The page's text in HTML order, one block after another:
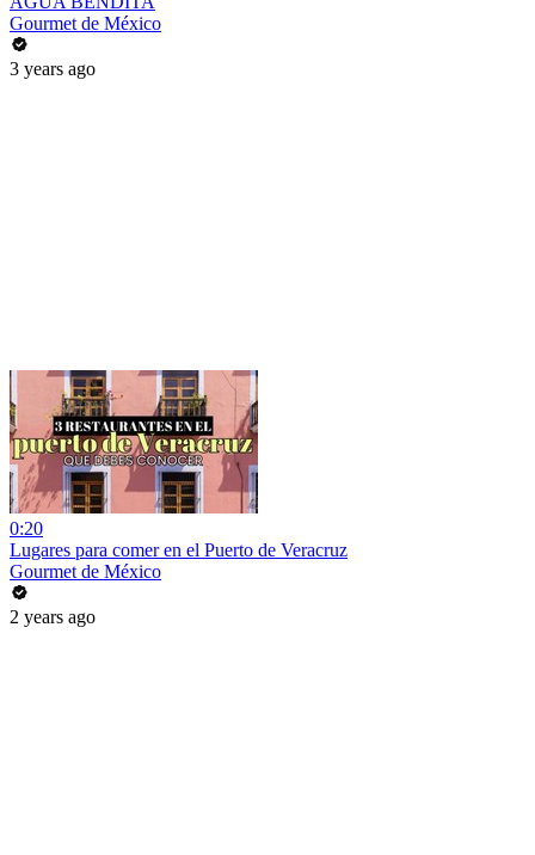
Gourmet de México
3 years ago
0:20
Lugares para comer en el Puerto de Veracruz
Gourmet de México
2 years ago